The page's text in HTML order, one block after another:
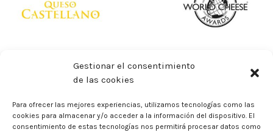
Gestionar el consentimiento
de las cookies
Para ofrecer las mejores experiencias, utilizamos tecnologías como las
cookies para almacenar y/o acceder a la información del dispositivo. El
consentimiento de estas tecnologías nos permitirá procesar datos como